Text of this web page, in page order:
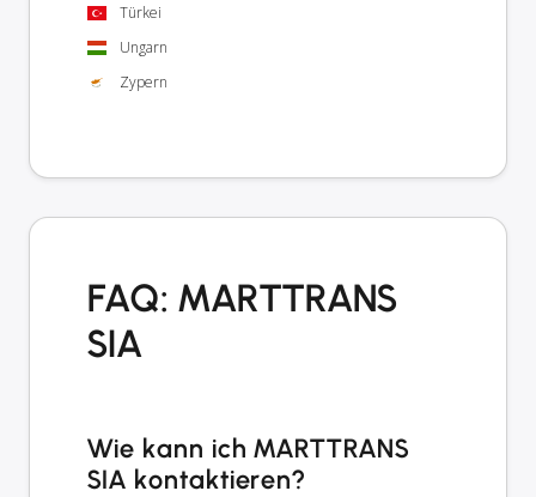
Türkei
Ungarn
Zypern
FAQ: MARTTRANS
SIA
Wie kann ich MARTTRANS
SIA kontaktieren?